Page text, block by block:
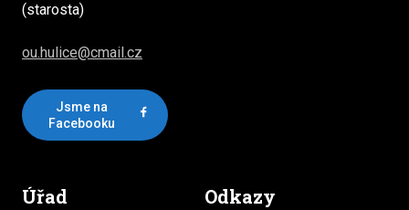
(starosta)
ou.hulice@cmail.cz
Jsme na
Facebooku
Úřad Odkazy